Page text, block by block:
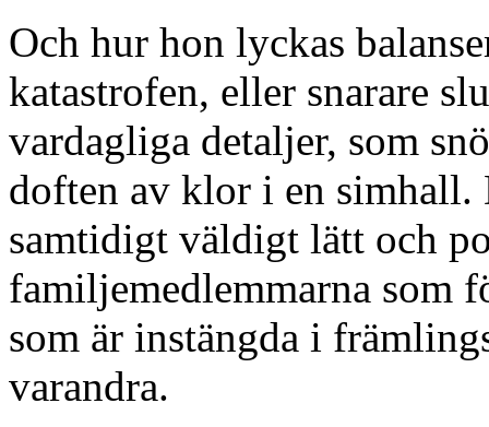
Och hur hon lyckas
katastrofen, eller snarare
vardagliga detaljer, som
doften av klor i en simhall.
samtidigt väldigt lätt och
familjemedlemmarna som
som är instängda i
varandra.